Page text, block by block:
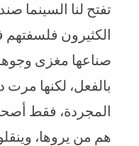
تفتح لنا السينما
الكثيرون فلسفتهم
صناعها مغزى
بالفعل، لكنها مرت
المجردة، فقط
هم من يروها،